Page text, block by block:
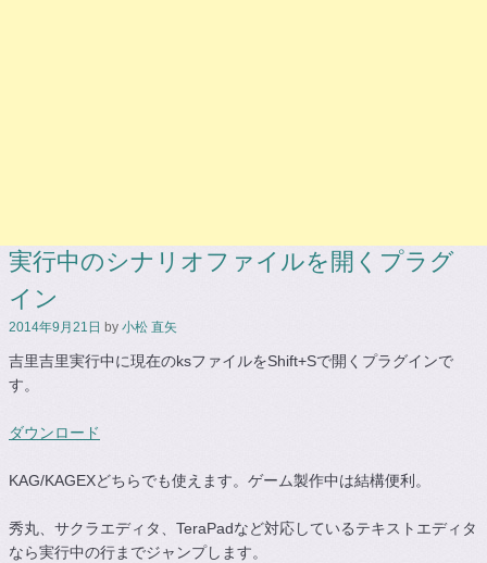
実行中のシナリオファイルを開くプラグ
イン
2014年9月21日 by 小松 直矢
吉里吉里実行中に現在のksファイルをShift+Sで開くプラグインで
す。
ダウンロード
KAG/KAGEXどちらでも使えます。ゲーム製作中は結構便利。
秀丸、サクラエディタ、TeraPadなど対応しているテキストエディタ
なら実行中の行までジャンプします。